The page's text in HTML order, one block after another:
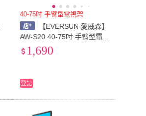
40-75吋 手臂型電視架
【EVERSUN 愛威森】
AW-S20 40-75吋 手臂型電
視架(大型電視架)
1,690
登記